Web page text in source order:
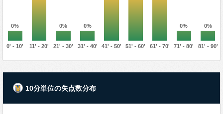
0% 0% 0% 0% 0%
0' - 10' 11' - 20' 21' - 30' 31' - 40' 41' - 50' 51' - 60' 61' - 70' 71' - 80' 81' - 90'
10分単位の失点数分布